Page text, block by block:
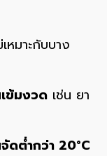
หมาะกับบาง
ข้มงวด เช่น ยา
ดต่ำกว่า 20°C